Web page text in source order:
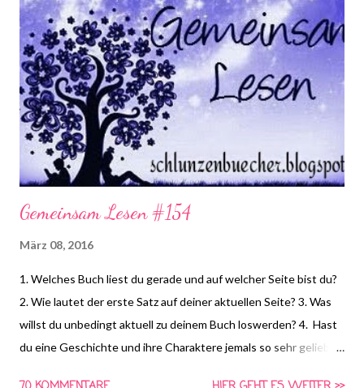
Gemeinsam Lesen #154
März 08, 2016
1. Welches Buch liest du gerade und auf welcher Seite bist du?
2. Wie lautet der erste Satz auf deiner aktuellen Seite? 3. Was
willst du unbedingt aktuell zu deinem Buch loswerden? 4. Hast
du eine Geschichte und ihre Charaktere jemals so sehr geliebt,